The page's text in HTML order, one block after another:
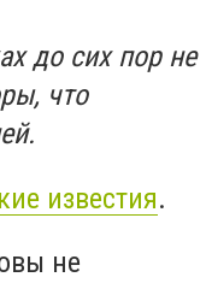
до сих пор не
что
известия.
не